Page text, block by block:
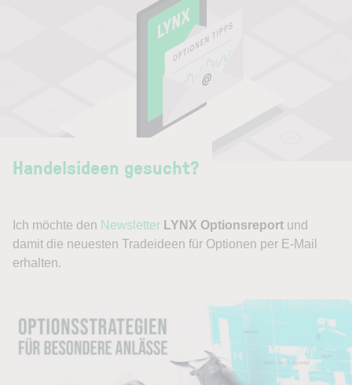
Handelsideen gesucht?
Ich möchte den Newsletter LYNX Optionsreport und
damit die neuesten Tradeideen für Optionen per E-Mail
erhalten.